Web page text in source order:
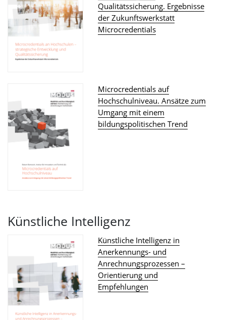
Qualitätssicherung. Ergebnisse
der Zukunftswerkstatt
Microcredentials
Microcredentials auf
Hochschulniveau. Ansätze zum
Umgang mit einem
bildungspolitischen Trend
Künstliche Intelligenz
Künstliche Intelligenz in
Anerkennungs- und
Anrechnungsprozessen –
Orientierung und
Empfehlungen